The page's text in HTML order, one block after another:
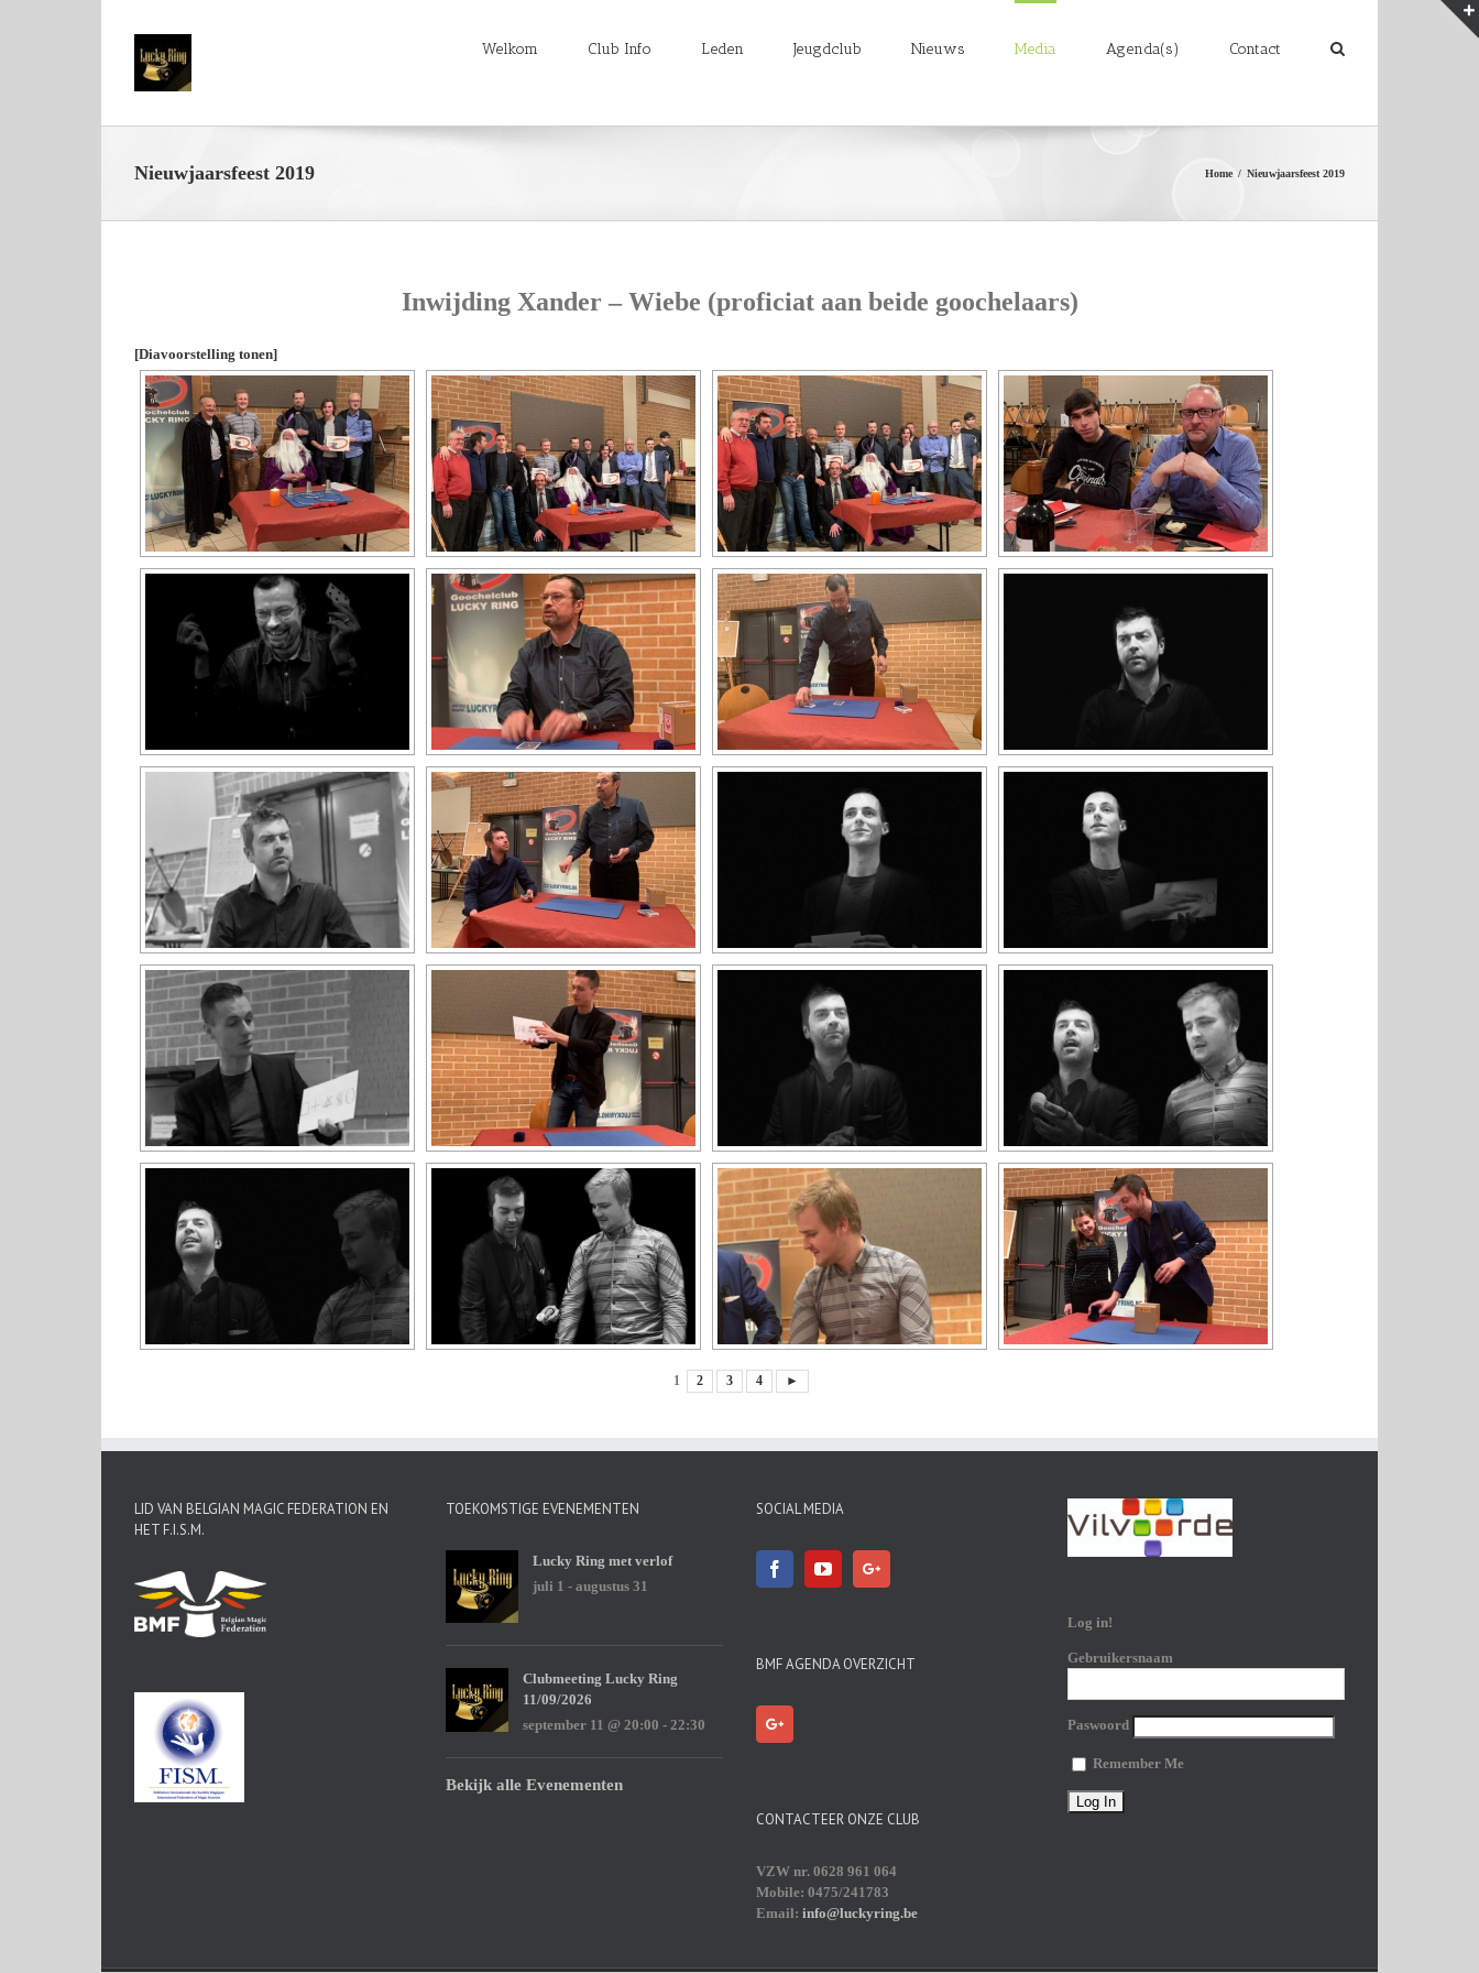
Welkom Club Info Leden Jeugdclub Nieuws Media Agenda(s) Contact
Nieuwjaarsfeest 2019 Home / Nieuwjaarsfeest 2019
Inwijding Xander – Wiebe (proficiat aan beide goochelaars)
[Diavoorstelling tonen]
1 2 3 4 ►
LID VAN BELGIAN MAGIC FEDERATION EN
HET F.I.S.M.
TOEKOMSTIGE EVENEMENTEN
Lucky Ring met verlof
juli 1 - augustus 31
Clubmeeting Lucky Ring
11/09/2026
september 11 @ 20:00 -22:30
Bekijk alle Evenementen
SOCIAL MEDIA
BMF AGENDA OVERZICHT
CONTACTEER ONZE CLUB
VZW nr. 0628 961 064
Mobile: 0475/241783
Email: info@luckyring.be
Log in!
Gebruikersnaam
Paswoord
Remember Me